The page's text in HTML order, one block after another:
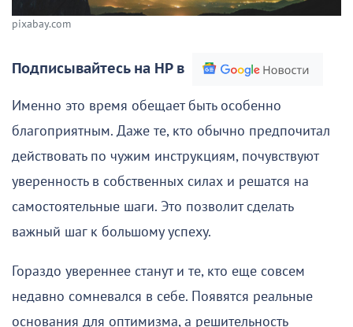
pixabay.com
Подписывайтесь на НР в
Именно это время обещает быть особенно
благоприятным. Даже те, кто обычно предпочитал
действовать по чужим инструкциям, почувствуют
уверенность в собственных силах и решатся на
самостоятельные шаги. Это позволит сделать
важный шаг к большому успеху.
Гораздо увереннее станут и те, кто еще совсем
недавно сомневался в себе. Появятся реальные
основания для оптимизма, а решительность